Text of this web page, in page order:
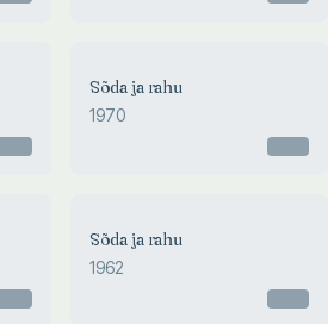
Sõda ja rahu
1970
Sõda ja rahu
1962